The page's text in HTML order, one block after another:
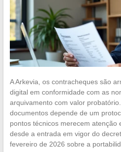
A Arkevia, os contracheques são
digital em conformidade com as
arquivamento com valor
documentos depende de um
pontos técnicos merecem atenção
desde a entrada em vigor do
fevereiro de 2026 sobre a